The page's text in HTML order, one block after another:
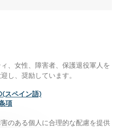
、女性、障害者、保護退役軍人を
し、奨励しています。
スペイン語)
項
のある個人に合理的な配慮を提供